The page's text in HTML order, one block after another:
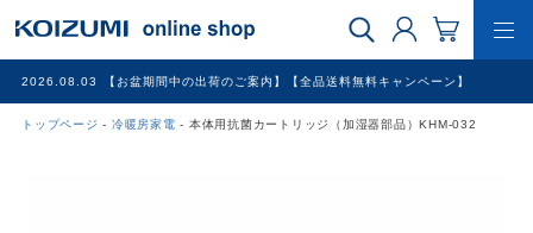
2026.08.03 【お盆期間中の出荷のご案内】【全品送料無料キャンペーン】
トップページ 冷暖房家電 本体用抗菌カートリッジ（加湿器部品）KHM-032